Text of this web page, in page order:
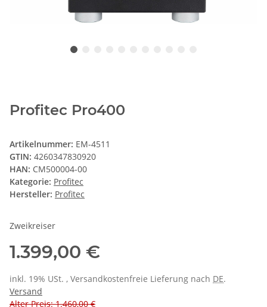
Profitec Pro400
Artikelnummer: EM-4511
GTIN: 4260347830920
HAN: CM500004-00
Kategorie: Profitec
Hersteller: Profitec
Zweikreiser
1.399,00 €
inkl. 19% USt. , Versandkostenfreie Lieferung nach DE.
Versand
Alter Preis: 1.460,00 €